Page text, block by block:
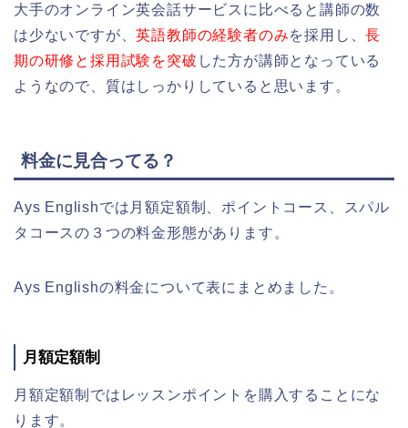
大手のオンライン英会話サービスに比べると講師の数
は少ないですが、英語教師の経験者のみを採用し、長
期の研修と採用試験を突破 した方が講師となっている
ようなので、質はしっかりしていると思います。
料金に見合ってる？
Ays Englishでは月額定額制、ポイントコース、スパル
タコースの３つの料金形態があります。
Ays Englishの料金について表にまとめました。
月額定額制
月額定額制ではレッスンポイントを購入することにな
ります。